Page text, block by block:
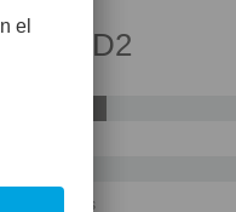
AISI D2
en los bordes